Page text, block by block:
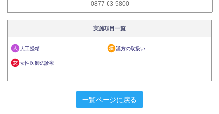
0877-63-5800
実施項目一覧
人工授精 漢方の取扱い
女性医師の診療
一覧ページに戻る